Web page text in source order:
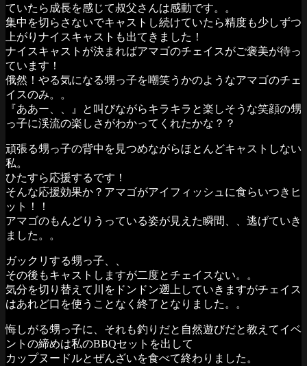
ていたら成長を感じて叔父さんは感動です。。
集中を切らさないでキャストし続けていたら精度も少しずつ
上がりナイスキャストも出てきました！
ナイスキャストが決まればアマゴのチェイスがご褒美が待っ
ています！
俄然！やる気になる甥っ子を嘲笑うかのようなアマゴのチェ
イスのみ。。
『ああー、、』と叫びながらキラキラと楽しそうな笑顔の甥
っ子に渓流の楽しさがわかってくれたかな？？
頑張る甥っ子の背中を見つめながらほとんどキャストしない
私。
ひたすら応援するです！
そんな応援効果か？アマゴがアイフィッシュに食らいつきヒ
ット！！
アマゴのもんどりうっている姿が見えた瞬間、、逃げていき
ました。。
ガックリする甥っ子、、
その後もキャストしますが二度とチェイスない。。
気分を切り替えて川をドンドン遡上していきますがチェイス
はあれど口を使うことなく終了となりました。。
悔しがる甥っ子に、それも釣りだと自然遊びだと教えてイベ
ントの締めは私のBBQセットを出して
カップヌードルとぜんざいを食べて終わりました。